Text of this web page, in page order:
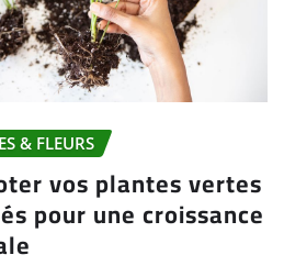
& FLEURS
vos plantes vertes
pour une croissance